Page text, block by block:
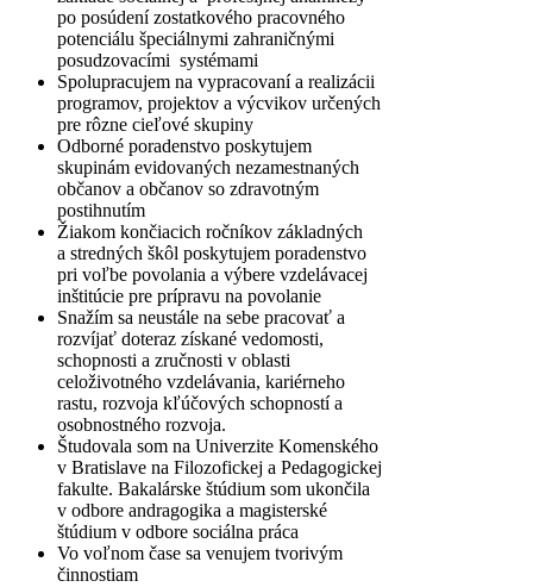
po posúdení zostatkového pracovného
potenciálu špeciálnymi zahraničnými
posudzovacími systémami
Spolupracujem na vypracovaní a realizácii
programov, projektov a výcvikov určených
pre rôzne cieľové skupiny
Odborné poradenstvo poskytujem
skupinám evidovaných nezamestnaných
občanov a občanov so zdravotným
postihnutím
Žiakom končiacich ročníkov základných
a stredných škôl poskytujem poradenstvo
pri voľbe povolania a výbere vzdelávacej
inštitúcie pre prípravu na povolanie
Snažím sa neustále na sebe pracovať a
rozvíjať doteraz získané vedomosti,
schopnosti a zručnosti v oblasti
celoživotného vzdelávania, kariérneho
rastu, rozvoja kľúčových schopností a
osobnostného rozvoja.
Študovala som na Univerzite Komenského
v Bratislave na Filozofickej a Pedagogickej
fakulte. Bakalárske štúdium som ukončila
v odbore andragogika a magisterské
štúdium v odbore sociálna práca
Vo voľnom čase sa venujem tvorivým
činnostiam